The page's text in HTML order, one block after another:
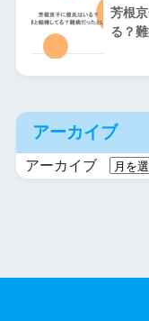
芳根
る？
アーカイブ
アーカイブ